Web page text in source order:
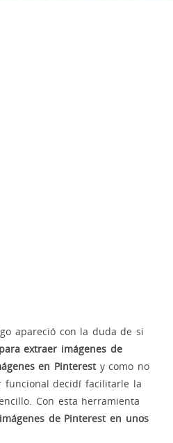
apareció con la duda de si
extraer imágenes de
en Pinteresty como no
funcional decidí facilitarle la
Con esta herramienta
de Pinterest en unos